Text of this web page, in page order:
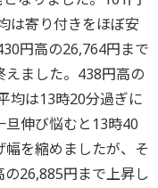
は寄り付きをほぼ安
円高の26,764円まで
ました。438円高の
均は13時20分過ぎに
伸び悩むと13時40
を縮めましたが、そ
26,885円まで上昇し